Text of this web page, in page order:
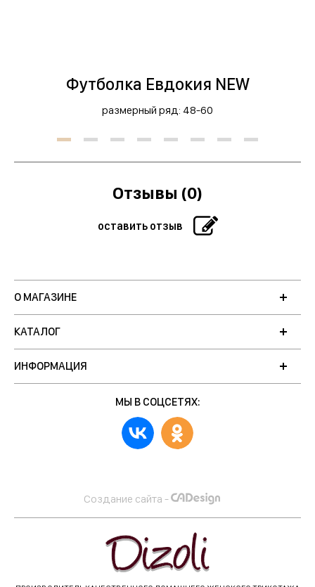
Футболка Евдокия NEW
размерный ряд: 48-60
Отзывы (0)
оставить отзыв
О МАГАЗИНЕ
КАТАЛОГ
ИНФОРМАЦИЯ
МЫ В СОЦСЕТЯХ:
Создание сайта -